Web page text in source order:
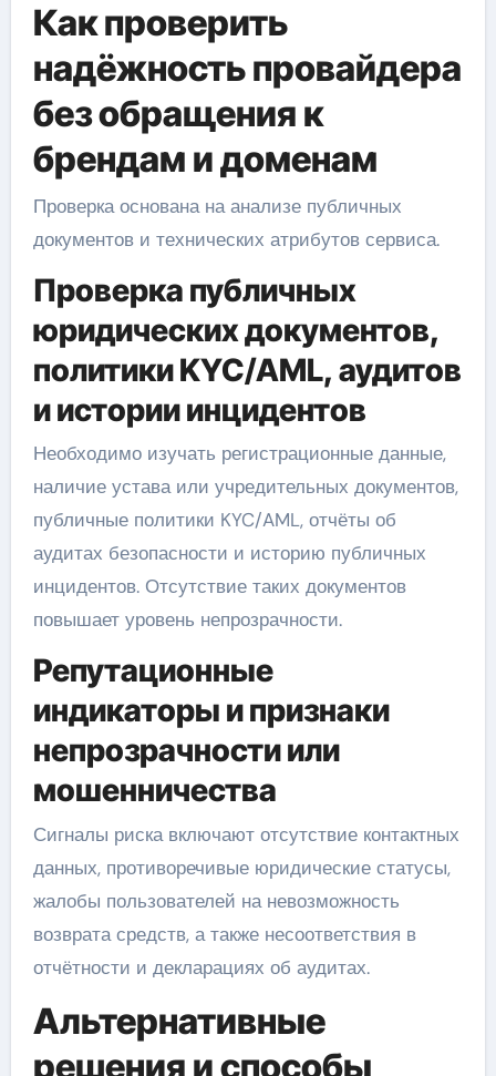
Как проверить
надёжность провайдера
без обращения к
брендам и доменам
Проверка основана на анализе публичных
документов и технических атрибутов сервиса.
Проверка публичных
юридических документов,
политики KYC/AML, аудитов
и истории инцидентов
Необходимо изучать регистрационные данные,
наличие устава или учредительных документов,
публичные политики KYC/AML, отчёты об
аудитах безопасности и историю публичных
инцидентов. Отсутствие таких документов
повышает уровень непрозрачности.
Репутационные
индикаторы и признаки
непрозрачности или
мошенничества
Сигналы риска включают отсутствие контактных
данных, противоречивые юридические статусы,
жалобы пользователей на невозможность
возврата средств, а также несоответствия в
отчётности и декларациях об аудитах.
Альтернативные
решения и способы